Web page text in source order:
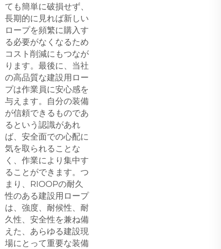
ても簡単に破損せず、
長期的に見れば新しい
ロープを頻繁に購入す
る必要がなくなるため
コスト削減にもつなが
ります。最後に、当社
の高品質な建設用ロー
プは作業員に安心感を
与えます。自分の装備
が信頼できるものであ
るという認識があれ
ば、安全面での心配に
気を取られることな
く、作業により集中す
ることができます。つ
まり、RIOOPの耐久
性のある建設用ロープ
は、強度、耐候性、耐
久性、安全性を兼ね備
えた、あらゆる建設現
場にとって重要な装備